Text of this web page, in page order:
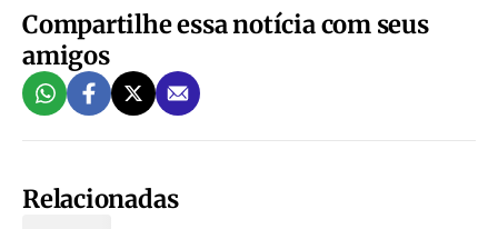
Compartilhe essa notícia com seus
amigos
Relacionadas